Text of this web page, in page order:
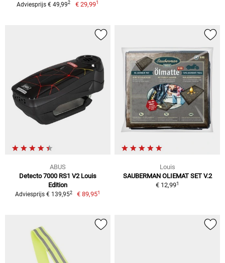
Adviesprijs € 49,992 € 29,991
ABUS
Detecto 7000 RS1 V2 Louis
Edition
Adviesprijs € 139,952 € 89,951
Louis
SAUBERMAN OLIEMAT SET V.2
€ 12,991